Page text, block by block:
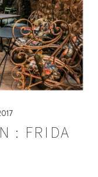
: FRIDA